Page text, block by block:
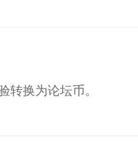
转换为论坛币。